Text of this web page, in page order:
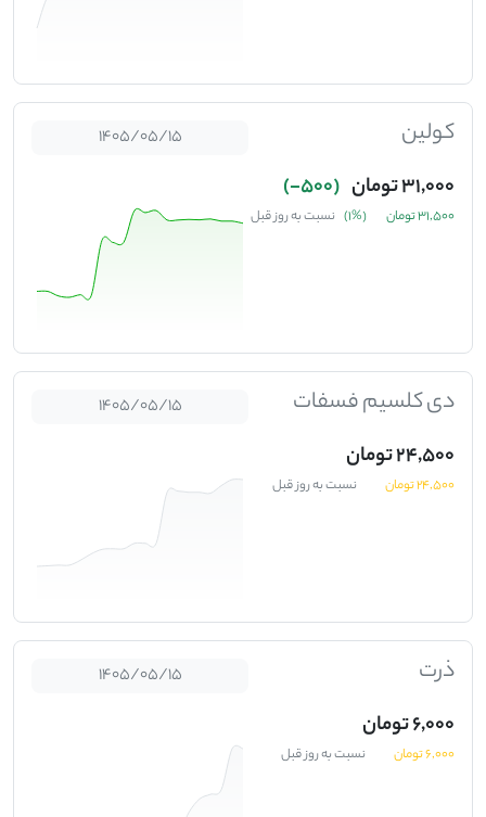
کولین
31,000 تومان (500-)
31,500 تومان (%1) نسبت به روز قبل
1405/05/15
دی کلسیم فسفات
24,500 تومان
24,500 تومان نسبت به روز قبل
1405/05/15
ذرت
6,000 تومان
6,000 تومان نسبت به روز قبل
1405/05/15